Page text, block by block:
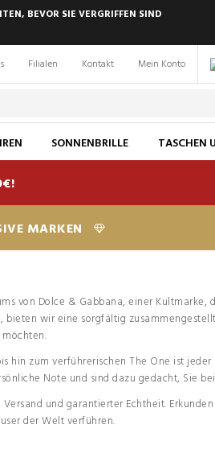
BEVOR SIE VERGRIFFEN SIND
Filialen Kontakt Mein Konto
SONNENBRILLE TASCHEN
MARKEN
von Dolce & Gabbana, einer
wir eine sorgfältig
zum verführerischen The One ist
Note und sind dazu gedacht, Sie
und garantierter Echtheit.
der Welt verführen.